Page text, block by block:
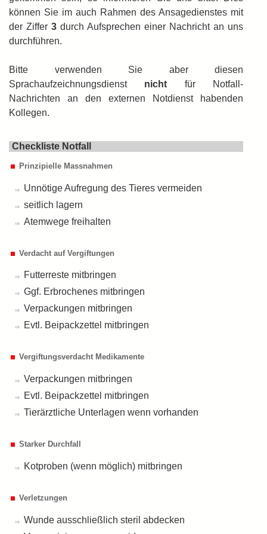
können Sie im auch Rahmen des Ansagedienstes mit
der Ziffer 3 durch Auf­sprechen einer Nachricht an uns
durch­führen.
Bitte verwenden Sie aber diesen
Sprachaufzeichnungsdienst nicht für Notfall-
Nachrichten an den externen Notdienst habenden
Kollegen.
Checkliste Notfall
Prinzipielle Massnahmen
Unnötige Aufregung des Tieres vermeiden
seitlich lagern
Atemwege freihalten
Verdacht auf Vergiftungen
Futterreste mitbringen
Ggf. Erbrochenes mitbringen
Verpackungen mitbringen
Evtl. Beipackzettel mitbringen
Vergiftungsverdacht Medikamente
Verpackungen mitbringen
Evtl. Beipackzettel mitbringen
Tierärztliche Unterlagen wenn vorhanden
Starker Durchfall
Kotproben (wenn möglich) mitbringen
Verletzungen
Wunde ausschließlich steril abdecken